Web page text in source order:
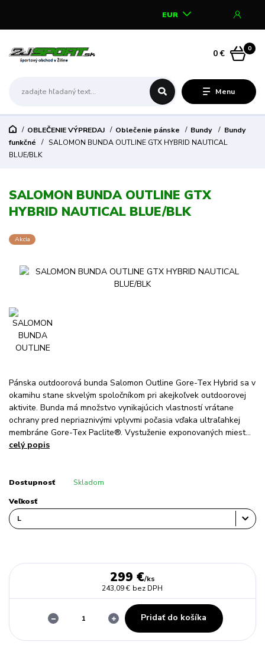
Menu
EUR
0
0 €
OBLEČENIE VÝPREDAJ Oblečenie pánske Bundy
Bundy
funkčné
SALOMON BUNDA OUTLINE GTX HYBRID NAUTICAL
BLUE/BLK
SALOMON BUNDA OUTLINE GTX
HYBRID NAUTICAL BLUE/BLK
Akcia
Pánska outdoorová bunda Salomon Outline Gore-Tex Hybrid sa v
okamihu stane skvelým spoločníkom pri akejkoľvek outdoorovej
aktivite. Bunda má množstvo vynikajúcich vlastností vrátane
ochrany pred nepriaznivými vplyvmi počasia vďaka ultraľahkej
membráne Gore-Tex Paclite®. Vystuženie exponovaných miest...
celý popis
Dostupnosť Skladom
Veľkosť
299 €/ks
243,09 € bez DPH
Pridať do košíka